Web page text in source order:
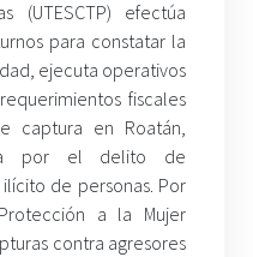
(UTESCTP) efectúa
para constatar la
ejecuta operativos
fiscales
captura en Roatán,
por el delito de
de personas. Por
a la Mujer
contra agresores